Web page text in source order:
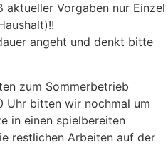
Vorgaben nur Einzel
angeht und denkt bitte
zum Sommerbetrieb
Uhr bitten wir nochmal um
in einen spielbereiten
restlichen Arbeiten auf der